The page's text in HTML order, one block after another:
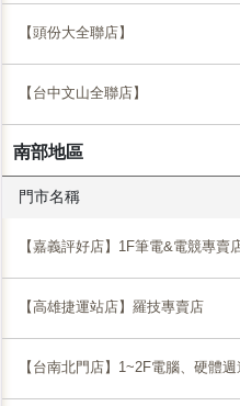
【頭份大全聯店】
【台中文山全聯店】
南部地區
門市名稱
【嘉義評好店】1F筆電&電競專賣
【高雄捷運站店】羅技專賣店
【台南北門店】1~2F電腦、硬體